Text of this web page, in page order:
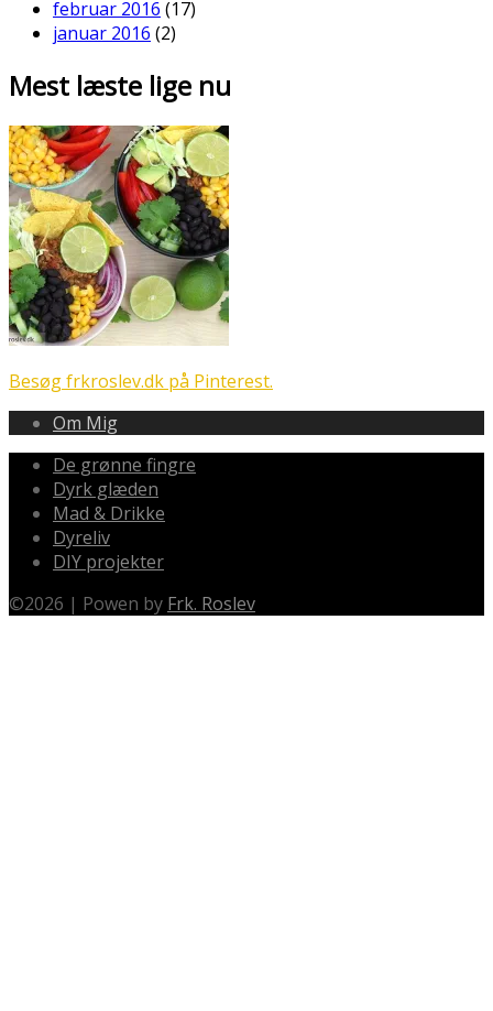
februar 2016 (17)
januar 2016 (2)
Mest læste lige nu
Besøg frkroslev.dk på Pinterest.
Om Mig
De grønne fingre
Dyrk glæden
Mad & Drikke
Dyreliv
DIY projekter
©2026 | Powen by Frk. Roslev